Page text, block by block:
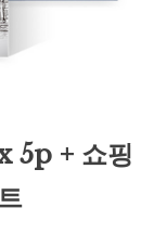
5p + 쇼핑